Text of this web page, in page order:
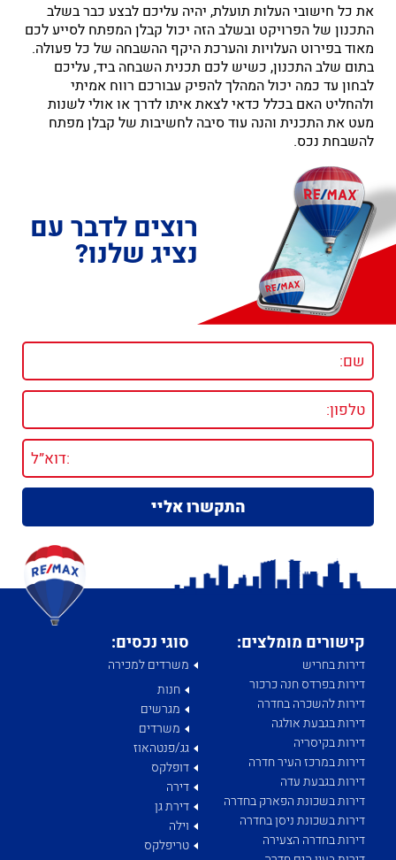
את כל חישובי העלות תועלת, יהיה עליכם לבצע כבר בשלב
התכנון של הפרויקט ובשלב הזה יכול קבלן המפתח לסייע לכם
מאוד בפירוט העלויות והערכת היקף ההשבחה של כל פעולה.
בתום שלב התכנון, כשיש לכם תכנית השבחה ביד, עליכם
לבחון עד כמה יכול המהלך להפיק עבורכם רווח אמיתי
ולהחליט האם בכלל כדאי לצאת איתו לדרך או אולי לשנות
מעט את התכנית והנה עוד סיבה לחשיבות של קבלן מפתח
להשבחת נכס.
רוצים לדבר עם
נציג שלנו?
קישורים מומלצים:
דירות בחריש
דירות בפרדס חנה כרכור
דירות להשכרה בחדרה
דירות בגבעת אולגה
דירות בקיסריה
דירות במרכז העיר חדרה
דירות בגבעת עדה
דירות בשכונת הפארק בחדרה
דירות בשכונת ניסן בחדרה
דירות בחדרה הצעירה
סוגי נכסים:
משרדים למכירה
חנות
מגרשים
משרדים
גג/פנטהאוז
דופלקס
דירה
דירת גן
וילה
טריפלקס